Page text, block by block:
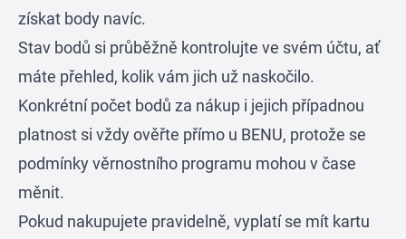
získat body navíc.
Stav bodů si průběžně kontrolujte ve svém účtu, ať
máte přehled, kolik vám jich už naskočilo.
Konkrétní počet bodů za nákup i jejich případnou
platnost si vždy ověřte přímo u BENU, protože se
podmínky věrnostního programu mohou v čase
měnit.
Pokud nakupujete pravidelně, vyplatí se mít kartu